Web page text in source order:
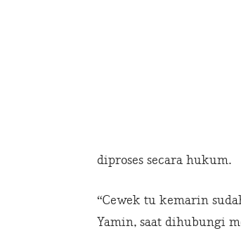
diproses secara hukum.
“Cewek tu kemarin
Yamin, saat dihubungi